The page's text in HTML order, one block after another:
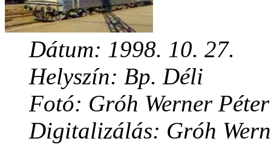
Dátum: 1998. 10. 27.
Helyszín: Bp. Déli
Fotó: Gróh Werner Péter
Digitalizálás: Gróh